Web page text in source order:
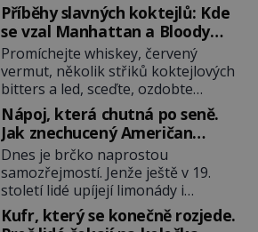
Příběhy slavných koktejlů: Kde
se vzal Manhattan a Bloody
Mary?
Promíchejte whiskey, červený
vermut, několik střiků koktejlových
bitters a led, sceďte, ozdobte
koktejlovou třešinkou a tadá…
Manhattan je tu! A pokud to má být
skutečně on, dejte si pozor, ať
místo klasické americké rye
whiskey či klidně bourbonu
nepoužijete skotskou whisku. Co
se stane? Inu, koktejl bude stále
Nápoj, která chutná po seně.
Jak znechucený Američan
vymyslel brčko
Dnes je brčko naprostou
samozřejmostí. Jenže ještě v 19.
století lidé upíjejí limonády i
koktejly dutými stébly žita nebo
žitné slámy. Fungují sice dobře,
Kufr, který se konečně rozjede.